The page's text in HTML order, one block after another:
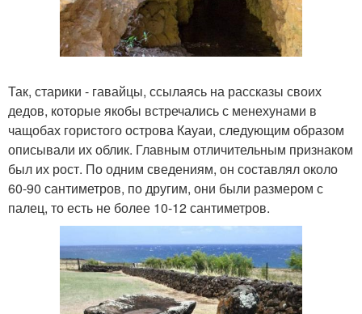
Так, старики - гавайцы, ссылаясь на рассказы своих
дедов, которые якобы встречались с менехунами в
чащобах гористого острова Кауаи, следующим образом
описывали их облик. Главным отличительным признаком
был их рост. По одним сведениям, он составлял около
60-90 сантиметров, по другим, они были размером с
палец, то есть не более 10-12 сантиметров.